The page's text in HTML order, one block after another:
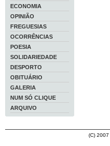
ECONOMIA
OPINIÃO
FREGUESIAS
OCORRÊNCIAS
POESIA
SOLIDARIEDADE
DESPORTO
OBITUÁRIO
GALERIA
NUM SÓ CLIQUE
ARQUIVO
(C) 2007